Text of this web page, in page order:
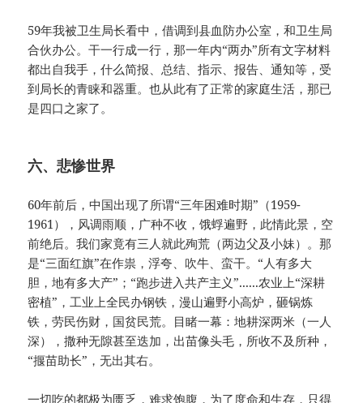
59年我被卫生局长看中，借调到县血防办公室，和卫生局
合伙办公。干一行成一行，那一年内“两办”所有文字材料
都出自我手，什么简报、总结、指示、报告、通知等，受
到局长的青睐和器重。也从此有了正常的家庭生活，那已
是四口之家了。
六、悲惨世界
60年前后，中国出现了所谓“三年困难时期”（1959-
1961），风调雨顺，广种不收，饿蜉遍野，此情此景，空
前绝后。我们家竟有三人就此殉荒（两边父及小妹）。那
是“三面红旗”在作祟，浮夸、吹牛、蛮干。“人有多大
胆，地有多大产”；“跑步进入共产主义”......农业上“深耕
密植”，工业上全民办钢铁，漫山遍野小高炉，砸锅炼
铁，劳民伤财，国贫民荒。目睹一幕：地耕深两米（一人
深），撒种无隙甚至迭加，出苗像头毛，所收不及所种，
“揠苗助长”，无出其右。
一切吃的都极为匮乏，难求饱腹，为了度命和生存，只得